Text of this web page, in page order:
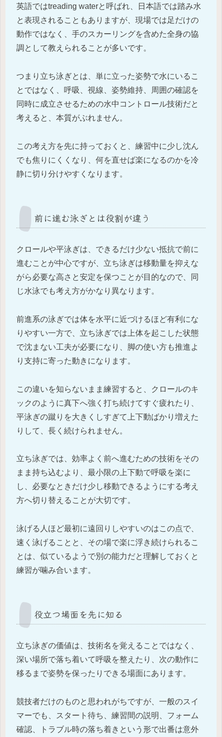
英語ではtreading waterと呼ばれ、日本語では踏み水
と表現されることもありますが、現場では足だけの
動作ではなく、手のスカーリングを含めた全身の協
調として教えられることが多いです。
つまり立ち泳ぎとは、単に立った姿勢で水にいるこ
とではなく、呼吸、視線、姿勢維持、周囲の確認を
同時に成立させるための水中コントロール技術だと
考えると、本質がぶれません。
この考え方を先に持っておくと、練習中に少し沈ん
でも焦りにくくなり、何を直せば楽になるのかを冷
静に切り分けやすくなります。
前に進む泳ぎとは役割が違う
クロールや平泳ぎは、できるだけ少ない抵抗で前に
進むことが中心ですが、立ち泳ぎは移動量を抑えな
がら必要な高さと安定を保つことが目的なので、同
じ水泳でも考え方がかなり異なります。
前進系の泳ぎでは体を水平に近づけるほど有利にな
りやすい一方で、立ち泳ぎでは上体を起こした状態
で沈まない工夫が必要になり、脚の使い方も推進よ
り支持に寄った動きになります。
この違いを知らないまま練習すると、クロールのキ
ックのように真下へ強く打ち続けてすぐ疲れたり、
平泳ぎの蹴りを大きくしすぎて上下動ばかり増えた
りして、長く続けられません。
立ち泳ぎでは、効率よく前へ進むための技術をその
まま持ち込むより、最小限の上下動で呼吸を楽に
し、必要なときだけ少し移動できるようにする考え
方へ切り替えることが大切です。
泳げる人ほど最初に遠回りしやすいのはこの点で、
速く泳げることと、その場で楽に浮き続けられるこ
とは、似ているようで別の能力だと理解しておくと
練習が噛み合います。
役立つ場面を先に知る
立ち泳ぎの価値は、技術名を覚えることではなく、
深い場所で落ち着いて呼吸を整えたり、次の動作に
移るまで姿勢を保ったりできる場面にあります。
競技者だけのものと思われがちですが、一般のスイ
マーでも、スタート待ち、練習間の説明、フォーム
確認、トラブル時の落ち着きという形で出番は意外